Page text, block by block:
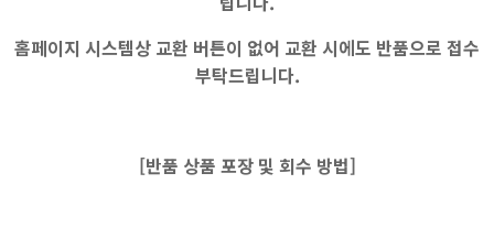
홈페이지 시스템상 교환 버튼이 없어 교환 시에도 반품으로 접수
부탁드립니다.
[반품 상품 포장 및 회수 방법]